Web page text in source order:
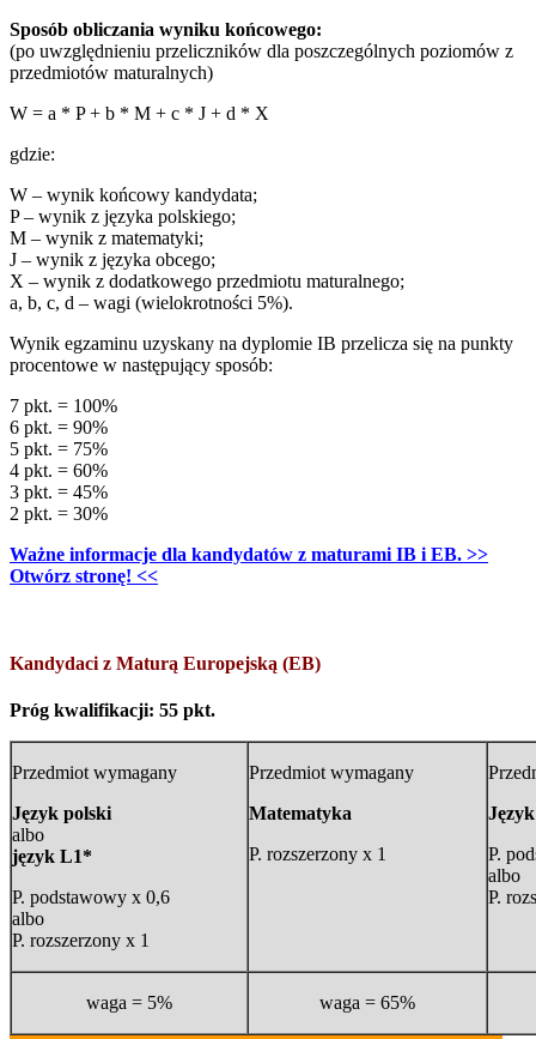
Sposób obliczania wyniku końcowego:
(po uwzględnieniu przeliczników dla poszczególnych poziomów z
przedmiotów maturalnych)
W = a * P + b * M + c * J + d * X
gdzie:
W – wynik końcowy kandydata;
P – wynik z języka polskiego;
M – wynik z matematyki;
J – wynik z języka obcego;
X – wynik z dodatkowego przedmiotu maturalnego;
a, b, c, d – wagi (wielokrotności 5%).
Wynik egzaminu uzyskany na dyplomie IB przelicza się na punkty
procentowe w następujący sposób:
7 pkt. = 100%
6 pkt. = 90%
5 pkt. = 75%
4 pkt. = 60%
3 pkt. = 45%
2 pkt. = 30%
Ważne informacje dla kandydatów z maturami IB i EB. >>
Otwórz stronę! <<
Kandydaci z Maturą Europejską (EB)
Próg kwalifikacji: 55 pkt.
Przedmiot wymagany
Język polski
albo
język L1*
P. podstawowy x 0,6
albo
P. rozszerzony x 1
Przedmiot wymagany
Matematyka
P. rozszerzony x 1
P.
albo
P.
waga = 5% waga = 65%